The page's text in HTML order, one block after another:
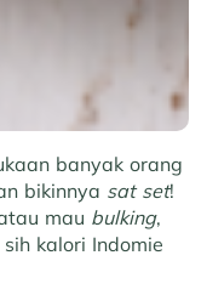
banyak orang
bikinnya sat set!
mau bulking,
kalori Indomie